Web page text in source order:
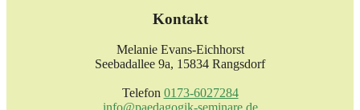
Kontakt
Melanie Evans-Eichhorst
Seebadallee 9a, 15834 Rangsdorf
Telefon 0173-6027284